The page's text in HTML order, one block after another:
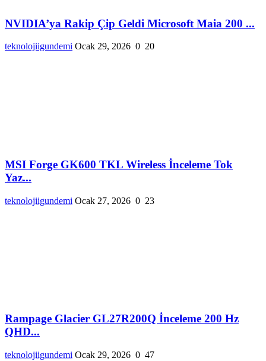
NVIDIA’ya Rakip Çip Geldi Microsoft Maia 200 ...
teknolojiigundemi Ocak 29, 2026 0 20
MSI Forge GK600 TKL Wireless İnceleme Tok
Yaz...
teknolojiigundemi Ocak 27, 2026 0 23
Rampage Glacier GL27R200Q İnceleme 200 Hz
QHD...
teknolojiigundemi Ocak 29, 2026 0 47